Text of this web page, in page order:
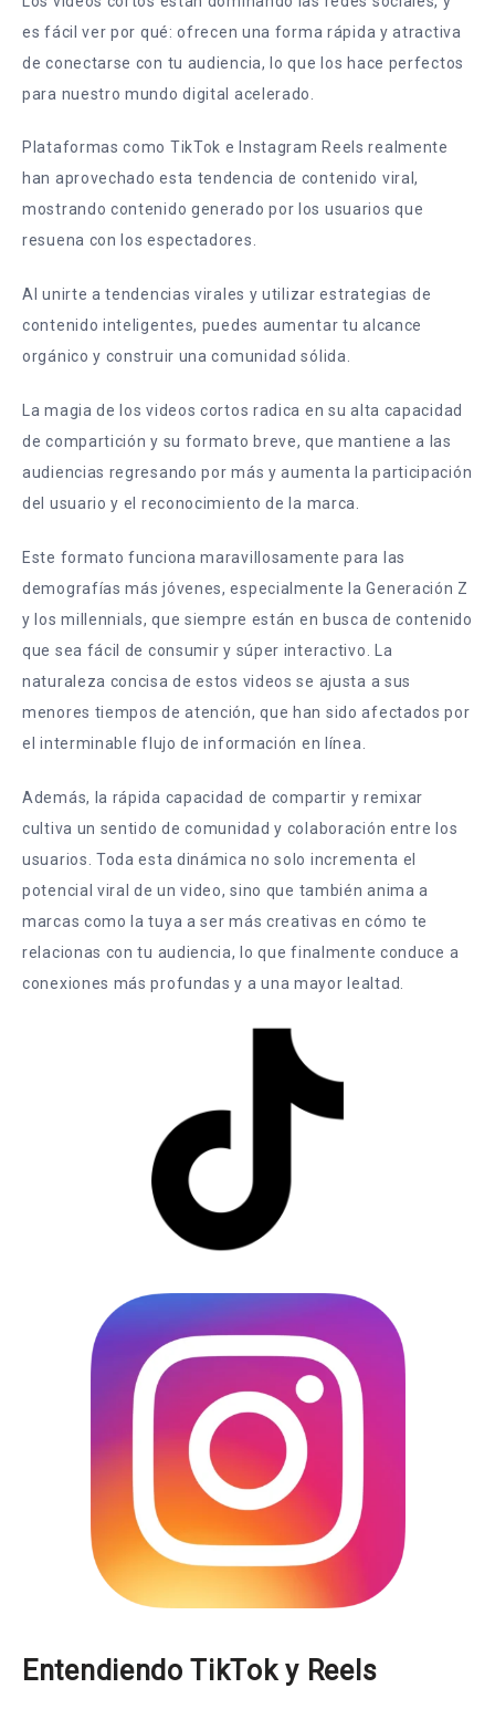
es fácil ver por qué: ofrecen una forma rápida y atractiva
de conectarse con tu audiencia, lo que los hace perfectos
para nuestro mundo digital acelerado.
Plataformas como TikTok e Instagram Reels realmente
han aprovechado esta tendencia de contenido viral,
mostrando contenido generado por los usuarios que
resuena con los espectadores.
Al unirte a tendencias virales y utilizar estrategias de
contenido inteligentes, puedes aumentar tu alcance
orgánico y construir una comunidad sólida.
La magia de los videos cortos radica en su alta capacidad
de compartición y su formato breve, que mantiene a las
audiencias regresando por más y aumenta la participación
del usuario y el reconocimiento de la marca.
Este formato funciona maravillosamente para las
demografías más jóvenes, especialmente la Generación Z
y los millennials, que siempre están en busca de contenido
que sea fácil de consumir y súper interactivo. La
naturaleza concisa de estos videos se ajusta a sus
menores tiempos de atención, que han sido afectados por
el interminable flujo de información en línea.
Además, la rápida capacidad de compartir y remixar
cultiva un sentido de comunidad y colaboración entre los
usuarios. Toda esta dinámica no solo incrementa el
potencial viral de un video, sino que también anima a
marcas como la tuya a ser más creativas en cómo te
relacionas con tu audiencia, lo que finalmente conduce a
conexiones más profundas y a una mayor lealtad.
Entendiendo TikTok y Reels